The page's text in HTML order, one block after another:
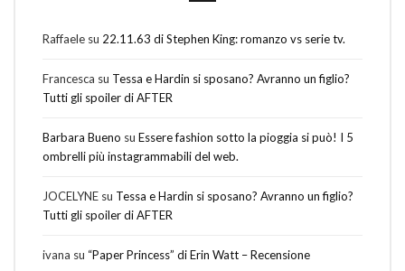
Raffaele su 22.11.63 di Stephen King: romanzo vs serie tv.
Francesca su Tessa e Hardin si sposano? Avranno un figlio?
Tutti gli spoiler di AFTER
Barbara Bueno su Essere fashion sotto la pioggia si può! I 5
ombrelli più instagrammabili del web.
JOCELYNE su Tessa e Hardin si sposano? Avranno un figlio?
Tutti gli spoiler di AFTER
ivana su “Paper Princess” di Erin Watt – Recensione